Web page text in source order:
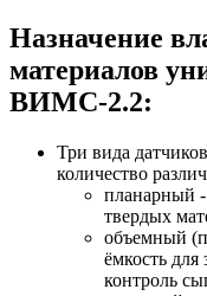
Назначение
материалов
ВИМС-2.2:
Три вида
количество
планарный -
твердых
объемный
ёмкость
контроль